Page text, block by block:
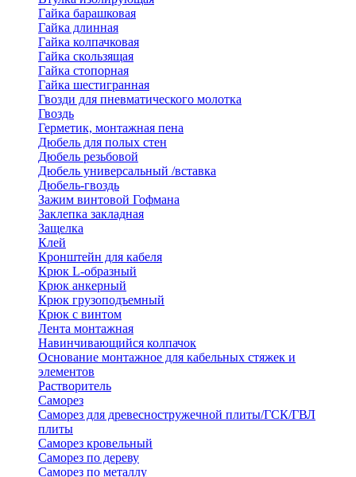
Гайка барашковая
Гайка длинная
Гайка колпачковая
Гайка скользящая
Гайка стопорная
Гайка шестигранная
Гвозди для пневматического молотка
Гвоздь
Герметик, монтажная пена
Дюбель для полых стен
Дюбель резьбовой
Дюбель универсальный /вставка
Дюбель-гвоздь
Зажим винтовой Гофмана
Заклепка закладная
Защелка
Клей
Кронштейн для кабеля
Крюк L-образный
Крюк анкерный
Крюк грузоподъемный
Крюк с винтом
Лента монтажная
Навинчивающийся колпачок
Основание монтажное для кабельных стяжек и
элементов
Растворитель
Саморез
Саморез для древесностружечной плиты/ГСК/ГВЛ
плиты
Саморез кровельный
Саморез по дереву
Саморез по металлу